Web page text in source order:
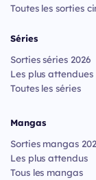
Toutes les sorties
Séries
Sorties séries 2026
Les plus attendues
Toutes les séries
Mangas
Sorties mangas
Les plus attendus
Tous les mangas